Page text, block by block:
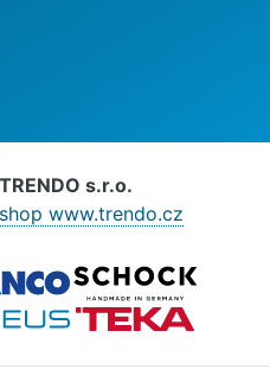
TRENDO s.r.o.
www.trendo.cz